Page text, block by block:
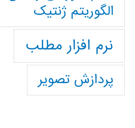
الگوریتم ژنتیک
نرم افزار مطلب
پردازش تصویر